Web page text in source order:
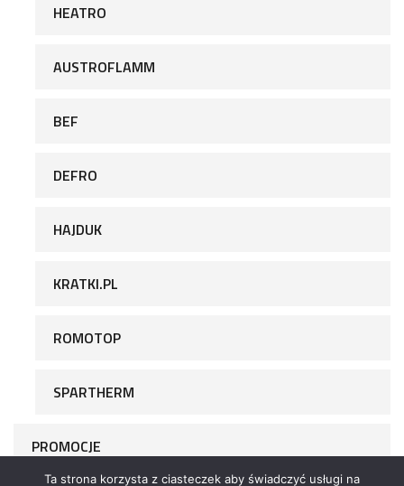
HEATRO
AUSTROFLAMM
BEF
DEFRO
HAJDUK
KRATKI.PL
ROMOTOP
SPARTHERM
PROMOCJE
Ta strona korzysta z ciasteczek aby świadczyć usługi na